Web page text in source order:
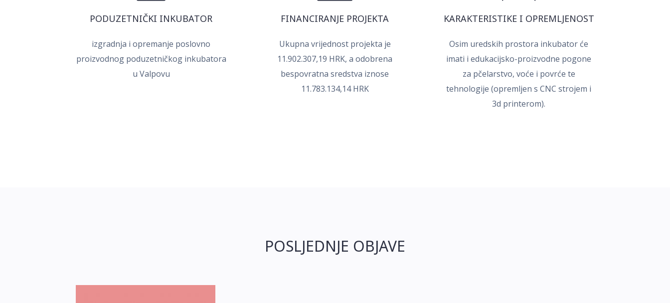
PODUZETNIČKI INKUBATOR
izgradnja i opremanje poslovno
proizvodnog poduzetničkog inkubatora
u Valpovu
FINANCIRANJE PROJEKTA
Ukupna vrijednost projekta je
11.902.307,19 HRK, a odobrena
bespovratna sredstva iznose
11.783.134,14 HRK
KARAKTERISTIKE I OPREMLJENOST
Osim uredskih prostora inkubator će
imati i edukacijsko-proizvodne pogone
za pčelarstvo, voće i povrće te
tehnologije (opremljen s CNC strojem i
3d printerom).
POSLJEDNJE OBJAVE